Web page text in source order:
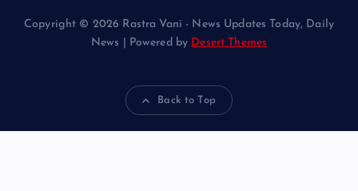
Copyright © 2026 Rastra Vani - News Updates Today, Daily
News | Powered by Desert Themes
Back to Top